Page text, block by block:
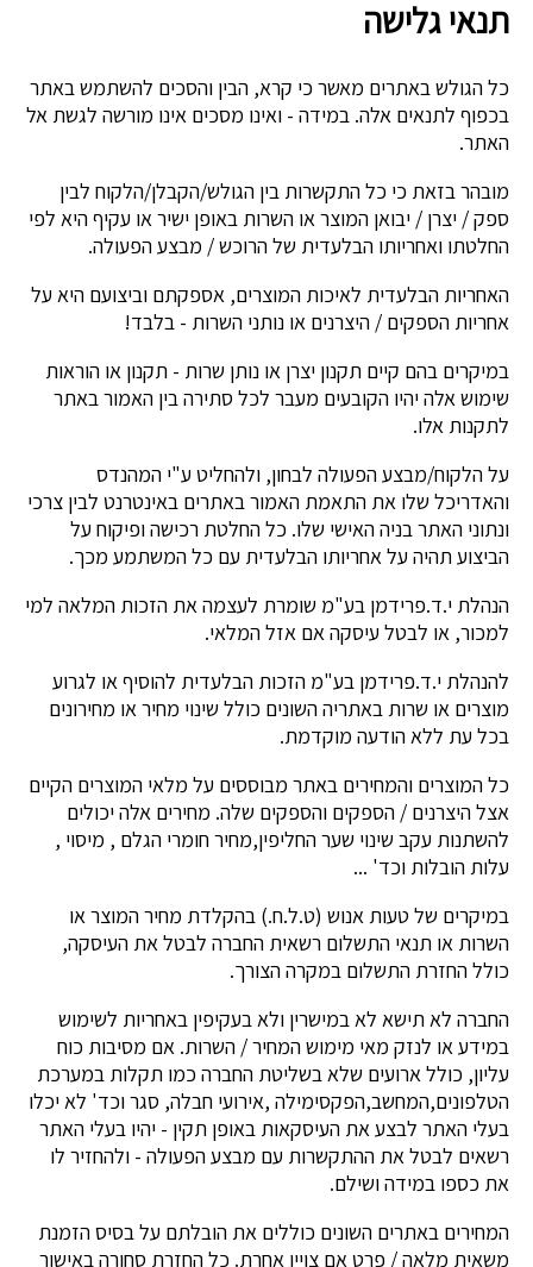
תנאי גלישה
כל הגולש באתרים מאשר כי קרא, הבין והסכים להשתמש באתר
בכפוף לתנאים אלה. במידה - ואינו מסכים אינו מורשה לגשת אל
האתר.
מובהר בזאת כי כל התקשרות בין הגולש/הקבלן/הלקוח לבין
ספק / יצרן / יבואן המוצר או השרות באופן ישיר או עקיף היא לפי
החלטתו ואחריותו הבלעדית של הרוכש / מבצע הפעולה.
האחריות הבלעדית לאיכות המוצרים, אספקתם וביצועם היא על
אחריות הספקים / היצרנים או נותני השרות - בלבד!
במיקרים בהם קיים תקנון יצרן או נותן שרות - תקנון או הוראות
שימוש אלה יהיו הקובעים מעבר לכל סתירה בין האמור באתר
לתקנות אלו.
על הלקוח/מבצע הפעולה לבחון, ולהחליט ע"י המהנדס
והאדריכל שלו את התאמת האמור באתרים באינטרנט לבין צרכי
ונתוני האתר בניה האישי שלו. כל החלטת רכישה ופיקוח על
הביצוע תהיה על אחריותו הבלעדית עם כל המשתמע מכך.
הנהלת י.ד.פרידמן בע"מ שומרת לעצמה את הזכות המלאה למי
למכור, או לבטל עיסקה אם אזל המלאי.
להנהלת י.ד.פרידמן בע"מ הזכות הבלעדית להוסיף או לגרוע
מוצרים או שרות באתריה השונים כולל שינוי מחיר או מחירונים
בכל עת ללא הודעה מוקדמת.
כל המוצרים והמחירים באתר מבוססים על מלאי המוצרים הקיים
אצל היצרנים / הספקים והספקים שלה. מחירים אלה יכולים
להשתנות עקב שינוי שער החליפין,מחיר חומרי הגלם , מיסוי ,
עלות הובלות וכד' ...
במיקרים של טעות אנוש (ט.ל.ח.) בהקלדת מחיר המוצר או
השרות או תנאי התשלום רשאית החברה לבטל את העיסקה,
כולל החזרת התשלום במקרה הצורך.
החברה לא תישא לא במישרין ולא בעקיפין באחריות לשימוש
במידע או לנזק מאי מימוש המחיר / השרות. אם מסיבות כוח
עליון, כולל ארועים שלא בשליטת החברה כמו תקלות במערכת
הטלפונים,המחשב,הפקסימילה ,אירועי חבלה, סגר וכד' לא יכלו
בעלי האתר לבצע את העיסקאות באופן תקין - יהיו בעלי האתר
רשאים לבטל את ההתקשרות עם מבצע הפעולה - ולהחזיר לו
את כספו במידה ושילם.
המחירים באתרים השונים כוללים את הובלתם על בסיס הזמנת
משאית מלאה / פרט אם צויין אחרת. כל החזרת סחורה באישור